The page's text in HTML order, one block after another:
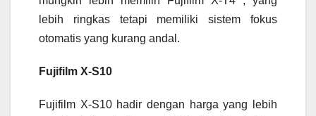
lebih ringkas tetapi memiliki sistem fokus
otomatis yang kurang andal.
Fujifilm X-S10
Fujifilm X-S10 hadir dengan harga yang lebih